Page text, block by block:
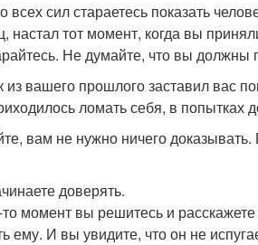
всех сил стараетесь показать
настал тот момент, когда вы
Не думайте, что вы
из вашего прошлого заставил вас
ломать себя, в попытках
вам не нужно ничего
доверять.
то момент вы решитесь и
ему. И вы увидите, что он не